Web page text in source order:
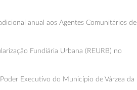
anual aos Agentes Comunitários de
Fundiária Urbana (REURB) no
Executivo do Município de Várzea da